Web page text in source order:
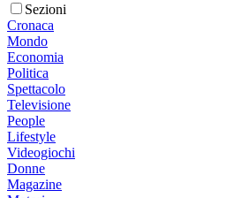
Sezioni
Cronaca
Mondo
Economia
Politica
Spettacolo
Televisione
People
Lifestyle
Videogiochi
Donne
Magazine